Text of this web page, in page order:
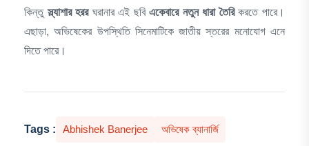
কিন্তুস্ল্যাশার হররঘরানার এই ছবিএকেবারে নতুন ধারা তৈরিকরতে পারে।
এছাড়া, অভিষেকের উপস্থিতি সিনেমাটিকে জাতীয় স্তরের মনোযোগ এনে
দিতে পারে।
Tags : Abhishek Banerjee অভিষেক ব্যানার্জি